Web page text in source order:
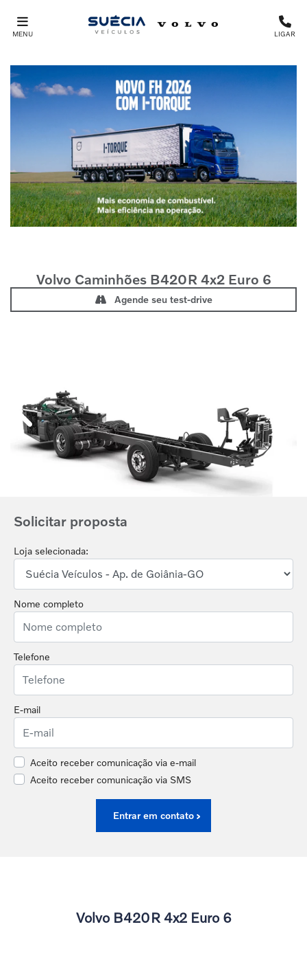
MENU LIGAR
Volvo CaminhõesB420R 4x2 Euro 6
Agende seu test-drive
Solicitar proposta
Loja selecionada:
Nome completo
Telefone
E-mail
Aceito receber comunicação via e-mail
Aceito receber comunicação via SMS
Entrar em contato
Anterior
Volvo B420R 4x2 Euro 6